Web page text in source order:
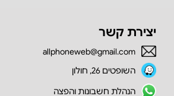
יצירת קשר
allphoneweb@gmail.com
השופטים 26, חולון
הנהלת חשבונות והפצה